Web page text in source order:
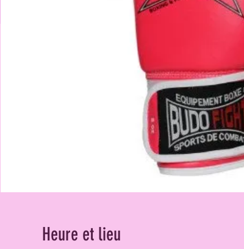
Heure et lieu